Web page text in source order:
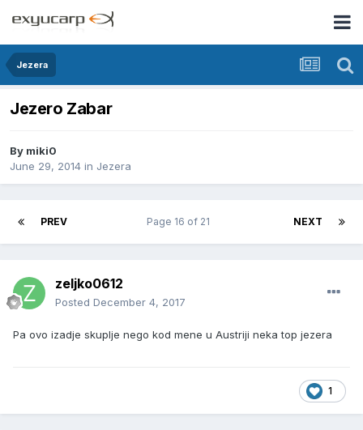
Jezera
Jezero Zabar
By miki0
June 29, 2014 in Jezera
PREV NEXT
Page 16 of 21
zeljko0612
Posted December 4, 2017
Pa ovo izadje skuplje nego kod mene u Austriji neka top jezera
1